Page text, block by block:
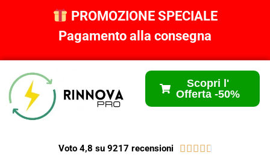
PROMOZIONE SPECIALE
Pagamento alla consegna
Scopri l'
Offerta -50%
Voto 4,8 su 9217 recensioni 